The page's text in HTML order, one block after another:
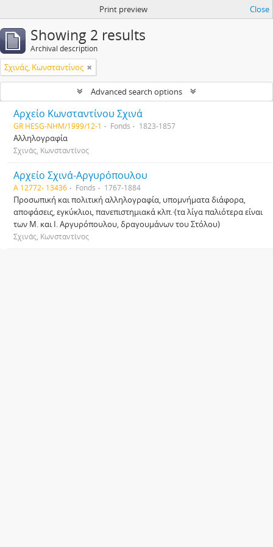
Print preview Close
Showing 2 results
Archival description
Σχινάς, Κωνσταντίνος
Advanced search options
Αρχείο Κωνσταντίνου Σχινά
GR HESG-NHM/1999/12-1 Fonds 1823-1857
Αλληλογραφία
Σχινάς, Κωνσταντίνος
Αρχείο Σχινά-Αργυρόπουλου
Α 12772- 13436 Fonds 1767-1884
Προσωπική και πολιτική αλληλογραφία, υπομνήματα διάφορα,
αποφάσεις, εγκύκλιοι, πανεπιστημιακά κλπ.·(τα λίγα παλιότερα είναι
των Μ. και Ι. Αργυρόπουλου, δραγουμάνων του Στόλου)
Σχινάς, Κωνσταντίνος